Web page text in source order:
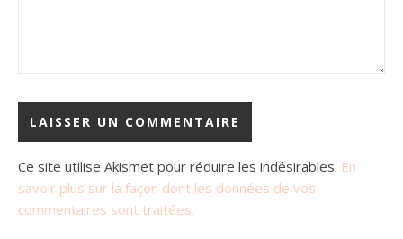
Ce site utilise Akismet pour réduire les indésirables. En
savoir plus sur la façon dont les données de vos
commentaires sont traitées.